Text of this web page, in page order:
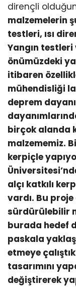
dirençli
malzemelerin
testleri, ısı
Yangın
önümüzdeki
itibaren
mühendisliği
deprem
birçok alanda
malzememiz.
kerpiçle
alçı katkılı
vardı. Bu
sürdürülebilir
burada hedef
paskala
etmeye
tasarımını
değiştirerek